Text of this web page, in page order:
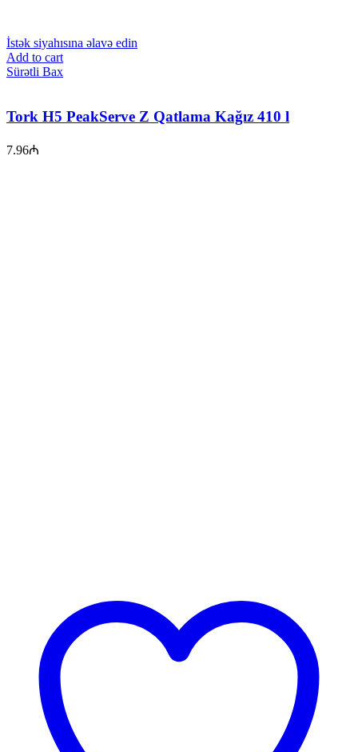
İstək siyahısına əlavə edin
Add to cart
Sürətli Bax
Tork H5 PeakServe Z Qatlama Kağız 410 l
7.96₼